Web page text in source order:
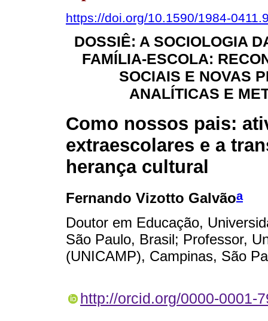
https://doi.org/10.1590/1984-
DOSSIÊ: A SOCIOLOGIA
FAMÍLIA-ESCOLA:
SOCIAIS E NOVAS
ANALÍTICAS E
Como nossos pais:
extraescolares e a
herança cultural
Fernando Vizotto Galvãoa
Doutor em Educação,
São Paulo, Brasil; Professor,
(UNICAMP), Campinas, São
http://orcid.org/0000-0001-